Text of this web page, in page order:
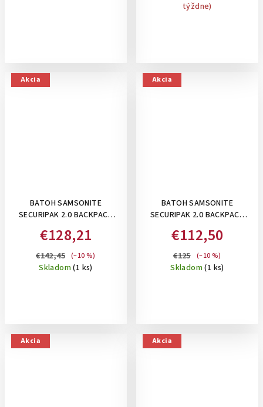
týždne)
Akcia
BATOH SAMSONITE
SECURIPAK 2.0 BACKPACK
€128,21
€142,45 (–10 %)
Skladom(1 ks)
Akcia
BATOH SAMSONITE
SECURIPAK 2.0 BACKPACK
€112,50
€125 (–10 %)
Skladom(1 ks)
Akcia Akcia